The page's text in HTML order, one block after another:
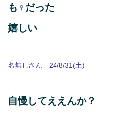
も♀だった
嬉しい
名無しさん 24/8/31(土)
自慢してええんか？